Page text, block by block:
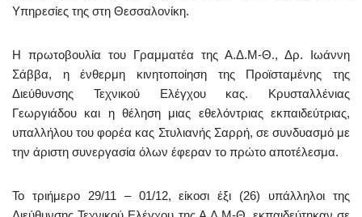
Υπηρεσίες της στη Θεσσαλονίκη.
Η πρωτοβουλία του Γραμματέα της Α.Δ.Μ-Θ., Δρ. Ιωάννη
Σάββα, η ένθερμη κινητοποίηση της Προϊσταμένης της
Διεύθυνσης Τεχνικού Ελέγχου κας. Κρυσταλλένιας
Γεωργιάδου και η θέληση μιας εθελόντριας εκπαιδεύτριας,
υπαλλήλου του φορέα κας Στυλιανής Σαρρή, σε συνδυασμό με
την άριστη συνεργασία όλων έφεραν το πρώτο αποτέλεσμα.
Το τριήμερο 29/11 – 01/12, είκοσι έξι (26) υπάλληλοι της